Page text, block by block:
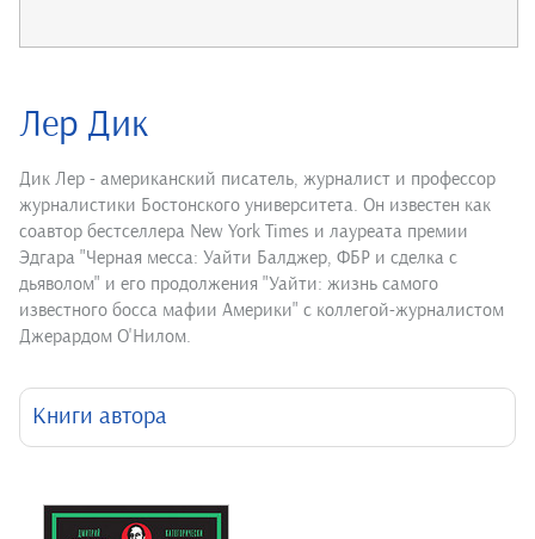
Лер Дик
Дик Лер - американский писатель, журналист и профессор
журналистики Бостонского университета. Он известен как
соавтор бестселлера New York Times и лауреата премии
Эдгара "Черная месса: Уайти Балджер, ФБР и сделка с
дьяволом" и его продолжения "Уайти: жизнь самого
известного босса мафии Америки" с коллегой-журналистом
Джерардом О'Нилом.
Книги автора